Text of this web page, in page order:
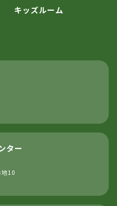
キッズルーム
ター
10